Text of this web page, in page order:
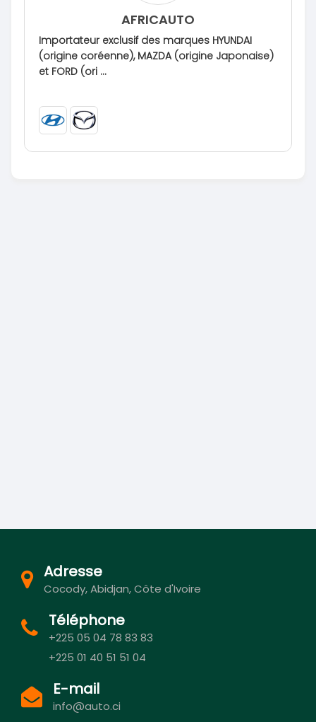
AFRICAUTO
Importateur exclusif des marques HYUNDAI
(origine coréenne), MAZDA (origine Japonaise)
et FORD (ori ...
Adresse
Cocody, Abidjan, Côte d'Ivoire
Téléphone
+225 05 04 78 83 83
+225 01 40 51 51 04
E-mail
info@auto.ci